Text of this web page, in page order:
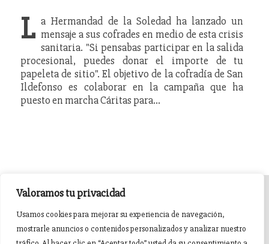
Valoramos tu privacidad
Usamos cookies para mejorar su experiencia de navegación,
mostrarle anuncios o contenidos personalizados y analizar nuestro
L a Hermandad de la Soledad ha lanzado un
mensaje a sus cofrades en medio de esta crisis
sanitaria. "Si pensabas participar en la salida
procesional, puedes donar el importe de tu
papeleta de sitio". El objetivo de la cofradía de San
Ildefonso es colaborar en la campaña que ha
puesto en marcha Cáritas para…
INICIO AGENDA
NOTICIAS DE PASIÓN
NOTICIAS DE GLORIA
BREVES COFRADES BANDAS